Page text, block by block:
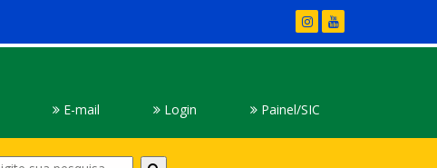
E-mail Login Painel/SIC